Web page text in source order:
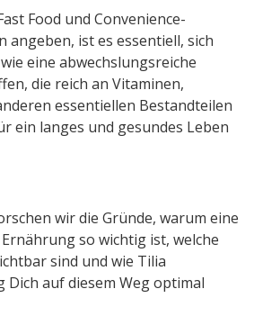
Food und Convenience-
angeben, ist es essentiell, sich
eine abwechslungsreiche
die reich an Vitaminen,
essentiellen Bestandteilen
ein langes und gesundes Leben
wir die Gründe, warum eine
so wichtig ist, welche
sind und wie Tilia
auf diesem Weg optimal